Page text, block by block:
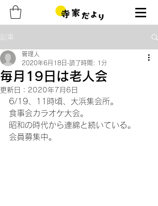
記事
毎月19日は老人会
管理人
2020年6月18日 読了時間: 1分
更新日： 2020年7月6日
6/19、11時頃、大浜集会所。
食事会カラオケ大会。
昭和の時代から連綿と続いている。
会員募集中。